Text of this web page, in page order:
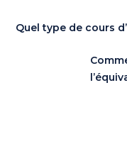
Quel type de cours